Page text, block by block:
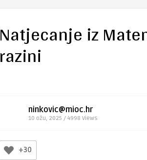
Natjecanje iz
razini
ninkovic@mioc.hr
10 ožu, 2025 / 4998 Views
+30